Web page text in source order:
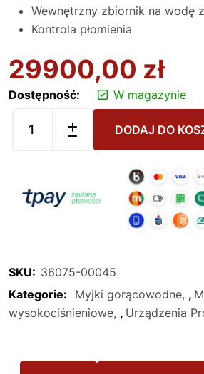
Wewnętrzny zbiornik na wodę
Kontrola płomienia
29900,00 zł
Dostępność: W magazynie
DODAJ DO
SKU: 36075-00045
Kategorie:
Myjki gorącowodne ,
wysokociśnieniowe , Urządzenia